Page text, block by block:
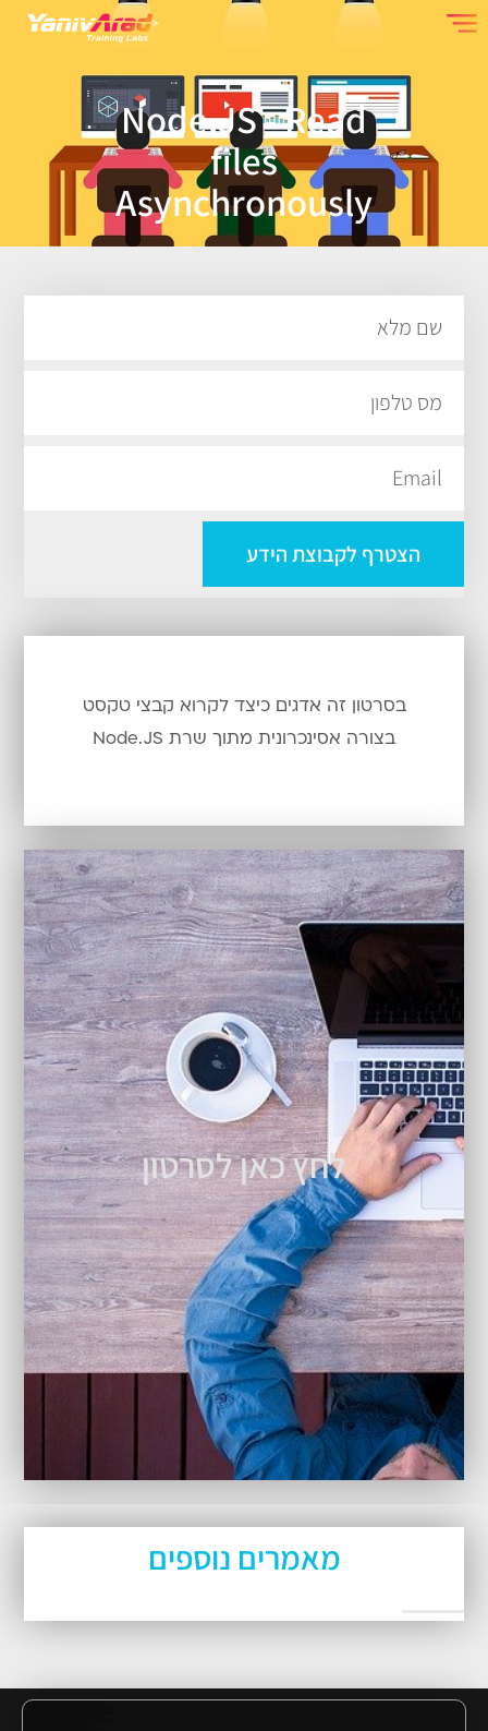
Node.JS - Read
files
Asynchronously
הצטרף לקבוצת הידע
בסרטון זה אדגים כיצד לקרוא קבצי טקסט
בצורה אסינכרונית מתוך שרת Node.JS
לחץ כאן לסרטון
מאמרים נוספים